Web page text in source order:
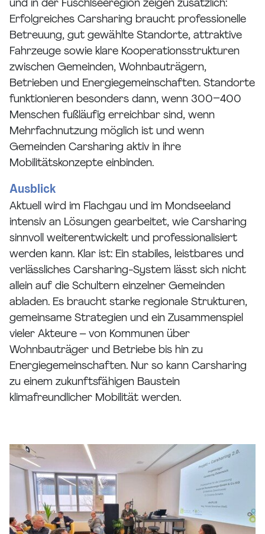
und in der Fuschlseeregion zeigen zusätzlich:
Erfolgreiches Carsharing braucht professionelle
Betreuung, gut gewählte Standorte, attraktive
Fahrzeuge sowie klare Kooperationsstrukturen
zwischen Gemeinden, Wohnbauträgern,
Betrieben und Energiegemeinschaften. Standorte
funktionieren besonders dann, wenn 300–400
Menschen fußläufig erreichbar sind, wenn
Mehrfachnutzung möglich ist und wenn
Gemeinden Carsharing aktiv in ihre
Mobilitätskonzepte einbinden.
Ausblick
Aktuell wird im Flachgau und im Mondseeland
intensiv an Lösungen gearbeitet, wie Carsharing
sinnvoll weiterentwickelt und professionalisiert
werden kann. Klar ist: Ein stabiles, leistbares und
verlässliches Carsharing-System lässt sich nicht
allein auf die Schultern einzelner Gemeinden
abladen. Es braucht starke regionale Strukturen,
gemeinsame Strategien und ein Zusammenspiel
vieler Akteure – von Kommunen über
Wohnbauträger und Betriebe bis hin zu
Energiegemeinschaften. Nur so kann Carsharing
zu einem zukunftsfähigen Baustein
klimafreundlicher Mobilität werden.